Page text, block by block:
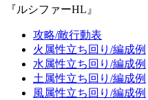
『ルシファーHL』
攻略/敵行動表
火属性立ち回り/編成例
水属性立ち回り/編成例
土属性立ち回り/編成例
風属性立ち回り/編成例